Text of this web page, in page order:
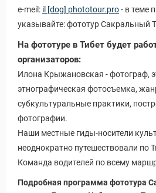
e-meil: il [dog] phototour.pro- в теме
указывайте: фототур Сакральный
На фототуре в Тибет будет
организаторов:
Илона Крыжановская - фотограф,
этнографическая фотосъемка,
субкультуральные практики,
фотографии.
Наши местные гиды-носители
неоднократно путешествовали по
Команда водителей по всему
Подробная программа фототура